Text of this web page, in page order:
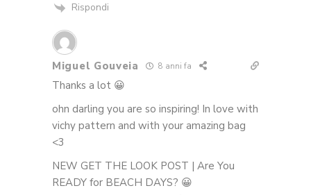
Rispondi
Miguel Gouveia 8 anni fa
Thanks a lot 😀
ohn darling you are so inspiring! In love with
vichy pattern and with your amazing bag
<3
NEW GET THE LOOK POST | Are You
READY for BEACH DAYS? 😀